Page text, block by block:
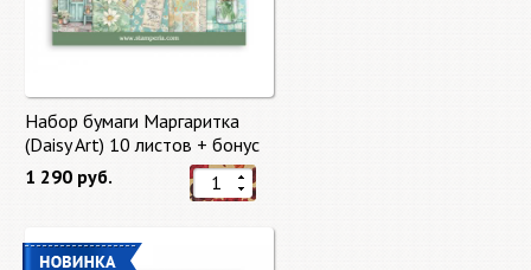
Набор бумаги Маргаритка
(Daisy Art) 10 листов + бонус
от Stamperia
1 290 руб.